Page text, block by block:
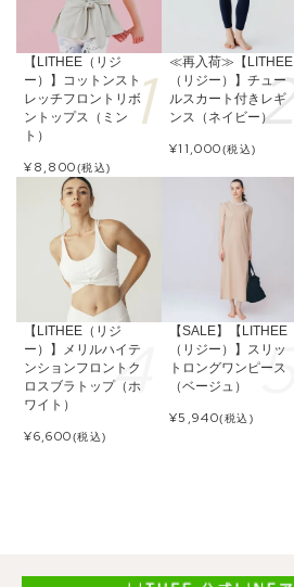
【LITHEE（リジ
ー）】コットンスト
レッチフロントリボ
ントップス（ミン
ト）
¥8,800(税込)
≪再入荷≫【LITHEE
（リジー）】チュー
ルスカート付きレギ
ンス（ネイビー）
¥11,000(税込)
【LITHEE（リジ
ー）】メリルハイテ
ンションフロントク
ロスブラトップ（ホ
ワイト）
¥6,600(税込)
【SALE】【LITHEE
（リジー）】スリッ
トロングワンピース
（ベージュ）
¥5,940(税込)